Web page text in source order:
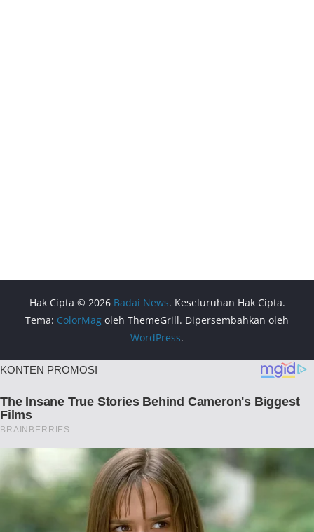
Hak Cipta © 2026 Badai News. Keseluruhan Hak Cipta.
Tema: ColorMag oleh ThemeGrill. Dipersembahkan oleh
WordPress.